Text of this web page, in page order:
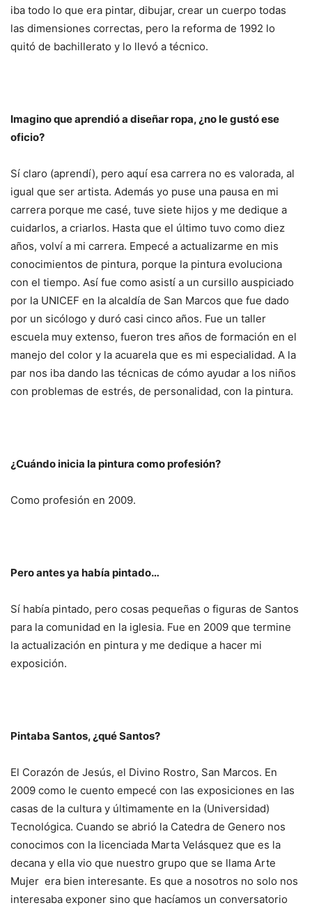
iba todo lo que era pintar, dibujar, crear un cuerpo todas
las dimensiones correctas, pero la reforma de 1992 lo
quitó de bachillerato y lo llevó a técnico.
Imagino que aprendió a diseñar ropa, ¿no le gustó ese
oficio?
Sí claro (aprendí), pero aquí esa carrera no es valorada, al
igual que ser artista. Además yo puse una pausa en mi
carrera porque me casé, tuve siete hijos y me dedique a
cuidarlos, a criarlos. Hasta que el último tuvo como diez
años, volví a mi carrera. Empecé a actualizarme en mis
conocimientos de pintura, porque la pintura evoluciona
con el tiempo. Así fue como asistí a un cursillo auspiciado
por la UNICEF en la alcaldía de San Marcos que fue dado
por un sicólogo y duró casi cinco años. Fue un taller
escuela muy extenso, fueron tres años de formación en el
manejo del color y la acuarela que es mi especialidad. A la
par nos iba dando las técnicas de cómo ayudar a los niños
con problemas de estrés, de personalidad, con la pintura.
¿Cuándo inicia la pintura como profesión?
Como profesión en 2009.
Pero antes ya había pintado…
Sí había pintado, pero cosas pequeñas o figuras de Santos
para la comunidad en la iglesia. Fue en 2009 que termine
la actualización en pintura y me dedique a hacer mi
exposición.
Pintaba Santos, ¿qué Santos?
El Corazón de Jesús, el Divino Rostro, San Marcos. En
2009 como le cuento empecé con las exposiciones en las
casas de la cultura y últimamente en la (Universidad)
Tecnológica. Cuando se abrió la Catedra de Genero nos
conocimos con la licenciada Marta Velásquez que es la
decana y ella vio que nuestro grupo que se llama Arte
Mujer era bien interesante. Es que a nosotros no solo nos
interesaba exponer sino que hacíamos un conversatorio